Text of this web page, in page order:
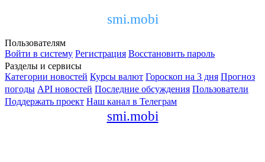
smi.mobi
Пользователям
Войти в систему Регистрация Восстановить пароль
Разделы и сервисы
Категории новостей Курсы валют Гороскоп на 3 дня Прогноз
погоды API новостей Последние обсуждения Пользователи
Поддержать проект Наш канал в Телеграм
smi.mobi